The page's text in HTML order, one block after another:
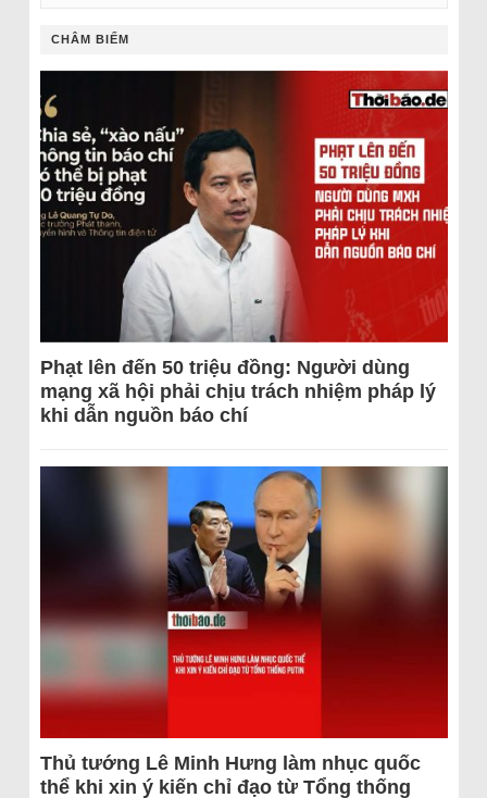
CHÂM BIẾM
Phạt lên đến 50 triệu đồng: Người dùng
mạng xã hội phải chịu trách nhiệm pháp lý
khi dẫn nguồn báo chí
Thủ tướng Lê Minh Hưng làm nhục quốc
thể khi xin ý kiến chỉ đạo từ Tổng thống